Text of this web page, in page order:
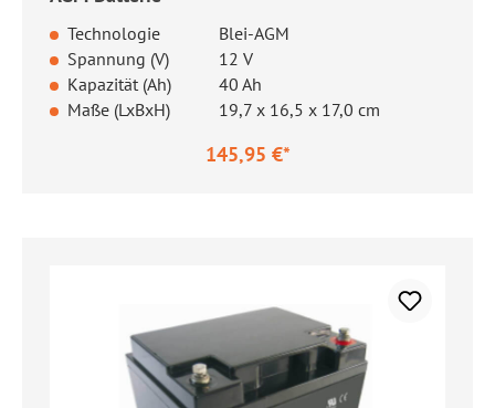
Technologie
Blei-AGM
Spannung (V)
12 V
Kapazität (Ah)
40 Ah
Maße (LxBxH)
19,7 x 16,5 x 17,0 cm
145,95 €*